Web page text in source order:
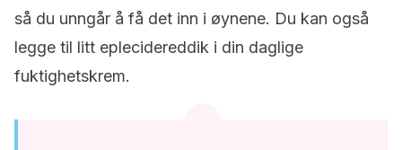
så du unngår å få det inn i øynene. Du kan også
legge til litt eplecidereddik i din daglige
fuktighetskrem.